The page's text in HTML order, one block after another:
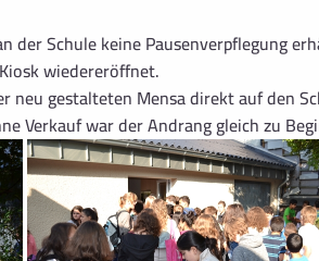
der Schule keine Pausenverpflegung
wiedereröffnet.
neu gestalteten Mensa direkt auf den
Verkauf war der Andrang gleich zu